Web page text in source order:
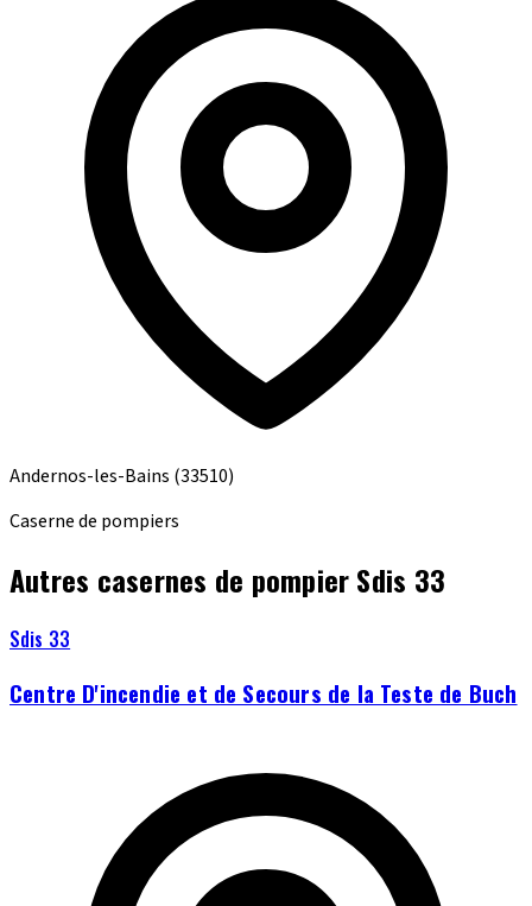
Andernos-les-Bains (33510)
Caserne de pompiers
Autres casernes de pompier Sdis 33
Sdis 33
Centre D'incendie et de Secours de la Teste de Buch